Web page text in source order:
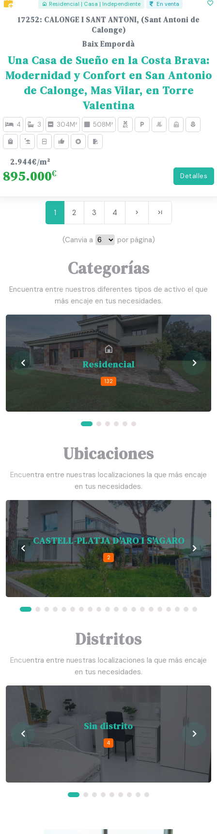
Residencial | Casa | Independiente En venta
17252: CALONGE I SANT ANTONI, (Sant Antoni de
Calonge)
Baix Empordà
Una Casa de Sueño en la Costa Brava:
Modernidad y Confort en San Antonio
de Calonge, Mas Vilar, en Torre
Valentina
4 3 304M² 508M²
2.944€/m²
895.000€ Detalles
1 2 3 4
(Canvia a por página)
Categorías
Encuentra entre nuestros diferentes tipos de activo el que
más encaje en tus necesidades.
Residencial
132
Ubicaciones
Encuentra entre nuestras localizaciones la que más encaje
en tus necesidades.
CASTELL-PLATJA D'ARO I S'AGARO
2
Distritos
Encuentra entre nuestras localizaciones la que más encaje
en tus necesidades.
Sin distrito
4